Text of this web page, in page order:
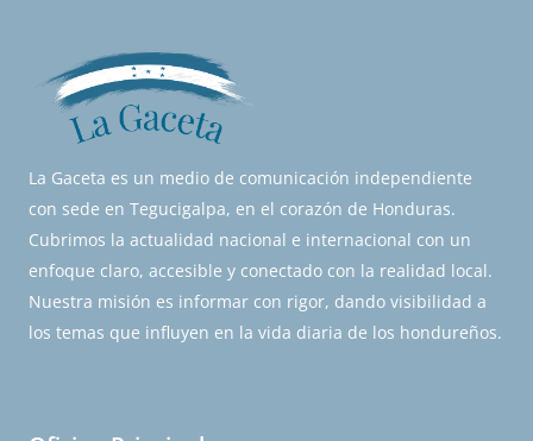
La Gaceta es un medio de comunicación independiente
con sede en Tegucigalpa, en el corazón de Honduras.
Cubrimos la actualidad nacional e internacional con un
enfoque claro, accesible y conectado con la realidad local.
Nuestra misión es informar con rigor, dando visibilidad a
los temas que influyen en la vida diaria de los hondureños.